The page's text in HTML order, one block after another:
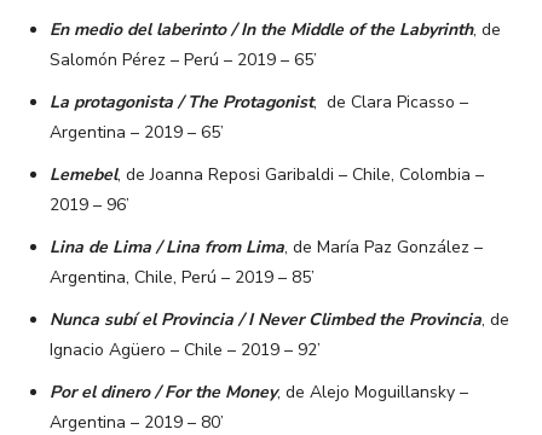
En medio del laberinto / In the Middle of the Labyrinth, de
Salomón Pérez – Perú – 2019 – 65’
La protagonista / The Protagonist, de Clara Picasso –
Argentina – 2019 – 65’
Lemebel, de Joanna Reposi Garibaldi – Chile, Colombia –
2019 – 96’
Lina de Lima / Lina from Lima, de María Paz González –
Argentina, Chile, Perú – 2019 – 85’
Nunca subí el Provincia / I Never Climbed the Provincia, de
Ignacio Agüero – Chile – 2019 – 92’
Por el dinero / For the Money, de Alejo Moguillansky –
Argentina – 2019 – 80’